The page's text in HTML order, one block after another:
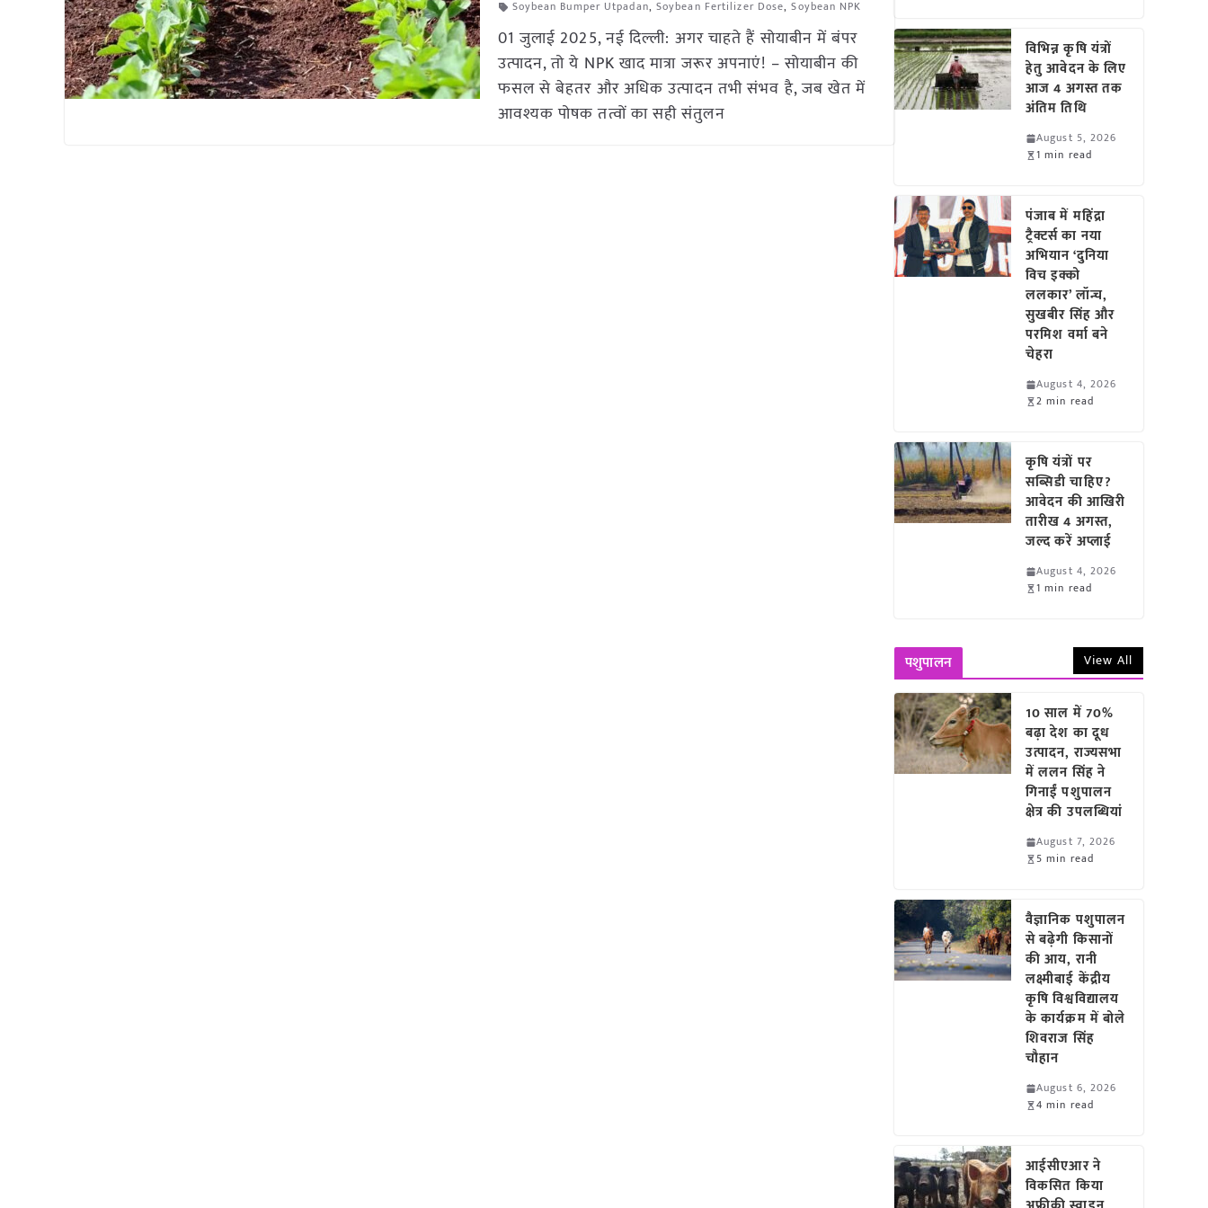
Soybean Bumper Utpadan, Soybean Fertilizer Dose,Soybean NPK
01 जुलाई 2025, नई दिल्ली: अगर चाहते हैं सोयाबीन में बंपर
उत्पादन, तो ये NPK खाद मात्रा जरूर अपनाएं! – सोयाबीन की
फसल से बेहतर और अधिक उत्पादन तभी संभव है, जब खेत में
आवश्यक पोषक तत्वों का सही संतुलन
विभिन्न कृषि यंत्रों
हेतु आवेदन के लिए
आज 4 अगस्त तक
अंतिम तिथि
August 5, 2026
1 min read
पंजाब में महिंद्रा
ट्रैक्टर्स का नया
अभियान ‘दुनिया
विच इक्को
ललकार’ लॉन्च,
सुखबीर सिंह और
परमिश वर्मा बने
चेहरा
August 4, 2026
2 min read
कृषि यंत्रों पर
सब्सिडी चाहिए?
आवेदन की आखिरी
तारीख 4 अगस्त,
जल्द करें अप्लाई
August 4, 2026
1 min read
पशुपालन View All
10 साल में 70%
बढ़ा देश का दूध
उत्पादन, राज्यसभा
में ललन सिंह ने
गिनाईं पशुपालन
क्षेत्र की उपलब्धियां
August 7, 2026
5 min read
वैज्ञानिक पशुपालन
से बढ़ेगी किसानों
की आय, रानी
लक्ष्मीबाई केंद्रीय
कृषि विश्वविद्यालय
के कार्यक्रम में बोले
शिवराज सिंह
चौहान
August 6, 2026
4 min read
आईसीएआर ने
विकसित किया